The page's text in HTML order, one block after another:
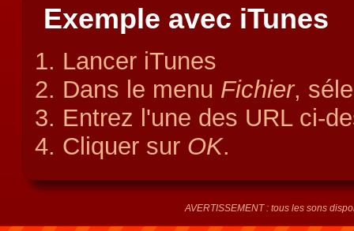
Exemple avec iTunes
Lancer iTunes
Dans le menu Fichier,
Entrez l'une des URL ci-
Cliquer sur OK.
AVERTISSEMENT : tous les sons